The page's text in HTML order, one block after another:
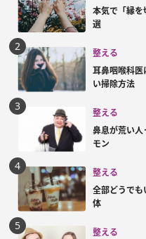
本気で「縁
選
整える
耳鼻咽喉科
い掃除方法
整える
鼻息が荒い
モン
整える
全部どうで
体
整える